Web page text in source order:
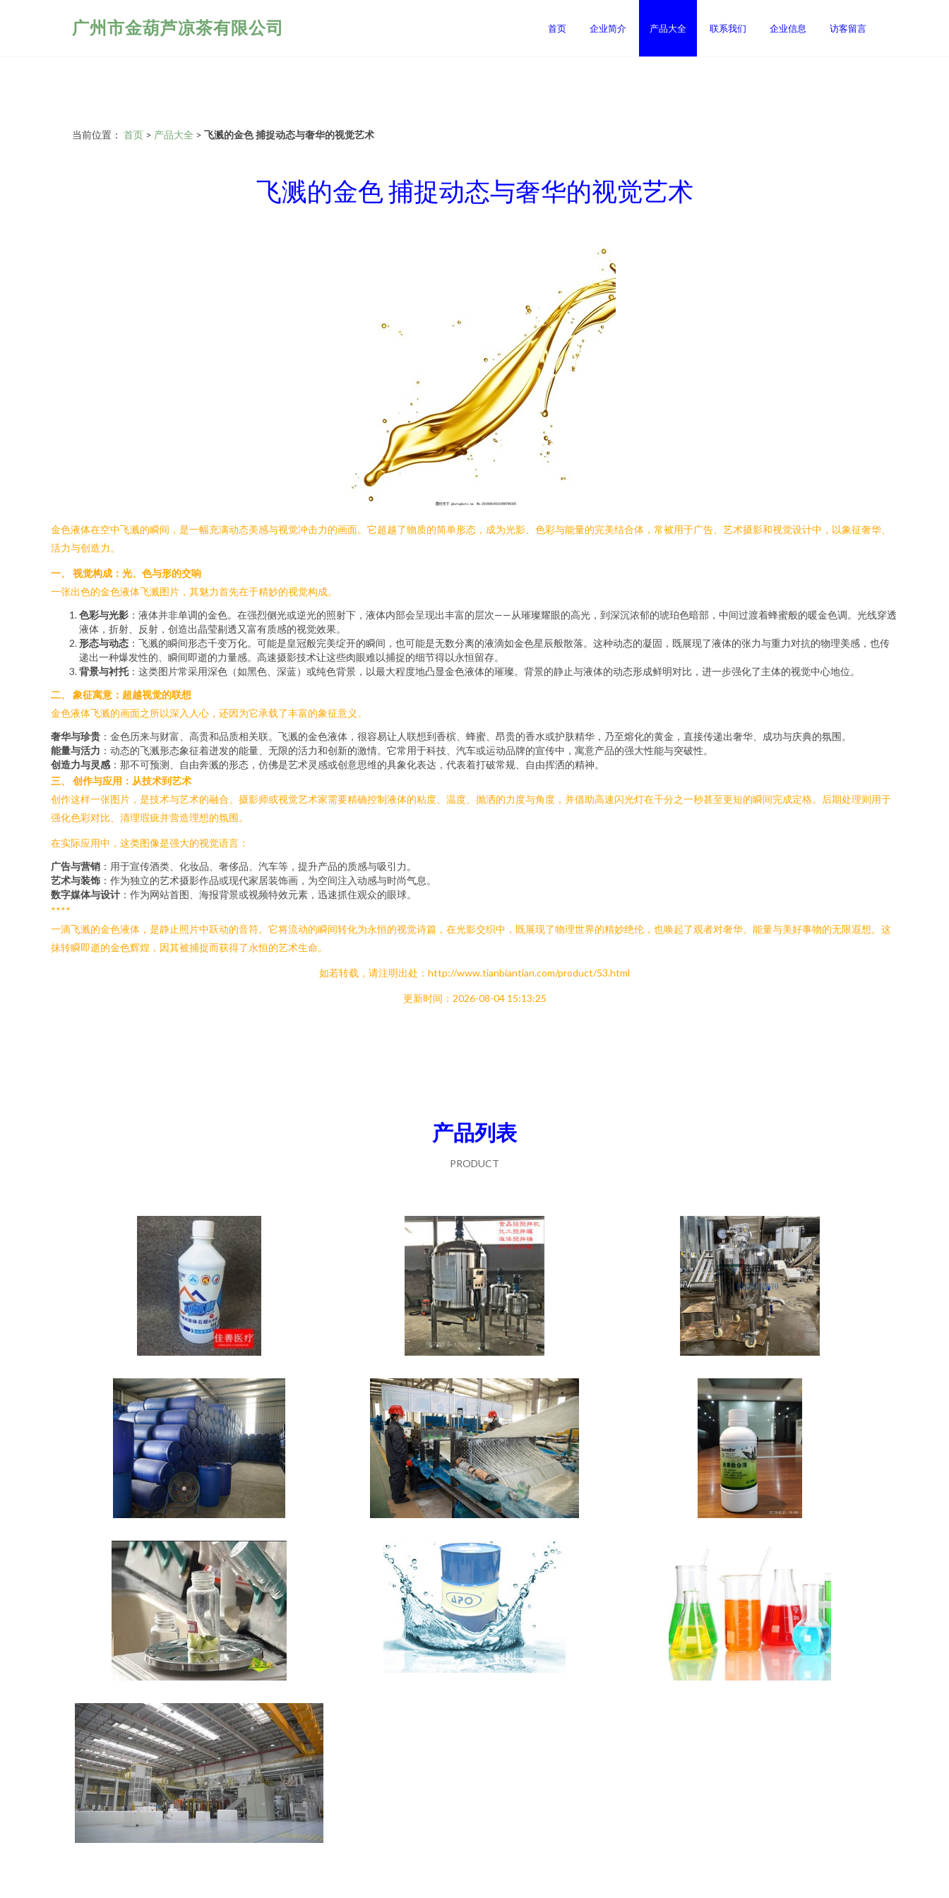
广州市金葫芦凉茶有限公司 首页 企业简介 产品大全 联系我们 企业信息 访客留言
当前位置： 首页 > 产品大全 > 飞溅的金色 捕捉动态与奢华的视觉艺术
飞溅的金色 捕捉动态与奢华的视觉艺术
金色液体在空中飞溅的瞬间，是一幅充满动态美感与视觉冲击力的画面。它超越了物质的简单形态，成为光影、色彩与能量的完美结合体，常被用于广告、艺术摄影和视觉设计中，以象征奢华、
活力与创造力。
一、 视觉构成：光、色与形的交响
一张出色的金色液体飞溅图片，其魅力首先在于精妙的视觉构成。
色彩与光影 ：液体并非单调的金色。在强烈侧光或逆光的照射下，液体内部会呈现出丰富的层次——从璀璨耀眼的高光，到深沉浓郁的琥珀色暗部，中间过渡着蜂蜜般的暖金色调。光线穿透
液体，折射、反射，创造出晶莹剔透又富有质感的视觉效果。
形态与动态 ：飞溅的瞬间形态千变万化。可能是皇冠般完美绽开的瞬间，也可能是无数分离的液滴如金色星辰般散落。这种动态的凝固，既展现了液体的张力与重力对抗的物理美感，也传
递出一种爆发性的、瞬间即逝的力量感。高速摄影技术让这些肉眼难以捕捉的细节得以永恒留存。
背景与衬托：这类图片常采用深色（如黑色、深蓝）或纯色背景，以最大程度地凸显金色液体的璀璨。背景的静止与液体的动态形成鲜明对比，进一步强化了主体的视觉中心地位。
二、 象征寓意：超越视觉的联想
金色液体飞溅的画面之所以深入人心，还因为它承载了丰富的象征意义。
奢华与珍贵 ：金色历来与财富、高贵和品质相关联。飞溅的金色液体，很容易让人联想到香槟、蜂蜜、昂贵的香水或护肤精华，乃至熔化的黄金，直接传递出奢华、成功与庆典的氛围。
能量与活力 ：动态的飞溅形态象征着迸发的能量、无限的活力和创新的激情。它常用于科技、汽车或运动品牌的宣传中，寓意产品的强大性能与突破性。
创造力与灵感 ：那不可预测、自由奔溅的形态，仿佛是艺术灵感或创意思维的具象化表达，代表着打破常规、自由挥洒的精神。
三、 创作与应用：从技术到艺术
创作这样一张图片，是技术与艺术的融合。摄影师或视觉艺术家需要精确控制液体的粘度、温度、抛洒的力度与角度，并借助高速闪光灯在千分之一秒甚至更短的瞬间完成定格。后期处理则用于
强化色彩对比、清理瑕疵并营造理想的氛围。
在实际应用中，这类图像是强大的视觉语言：
广告与营销 ：用于宣传酒类、化妆品、奢侈品、汽车等，提升产品的质感与吸引力。
艺术与装饰 ：作为独立的艺术摄影作品或现代家居装饰画，为空间注入动感与时尚气息。
数字媒体与设计 ：作为网站首图、海报背景或视频特效元素，迅速抓住观众的眼球。
****
一滴飞溅的金色液体，是静止照片中跃动的音符。它将流动的瞬间转化为永恒的视觉诗篇，在光影交织中，既展现了物理世界的精妙绝伦，也唤起了观者对奢华、能量与美好事物的无限遐想。这
抹转瞬即逝的金色辉煌，因其被捕捉而获得了永恒的艺术生命。
如若转载，请注明出处：http://www.tianbiantian.com/product/53.html
更新时间：2026-08-04 15:13:25
产品列表
PRODUCT